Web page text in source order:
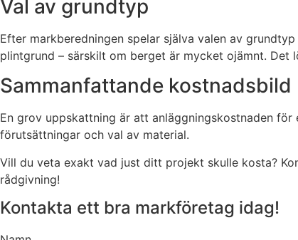
Val av grundtyp
Efter markberedningen spelar själva valen av
plintgrund – särskilt om berget är mycket ojämnt.
Sammanfattande kostnadsbild
En grov uppskattning är att anläggningskostnaden
förutsättningar och val av material.
Vill du veta exakt vad just ditt projekt skulle kosta?
rådgivning!
Kontakta ett bra markföretag idag!